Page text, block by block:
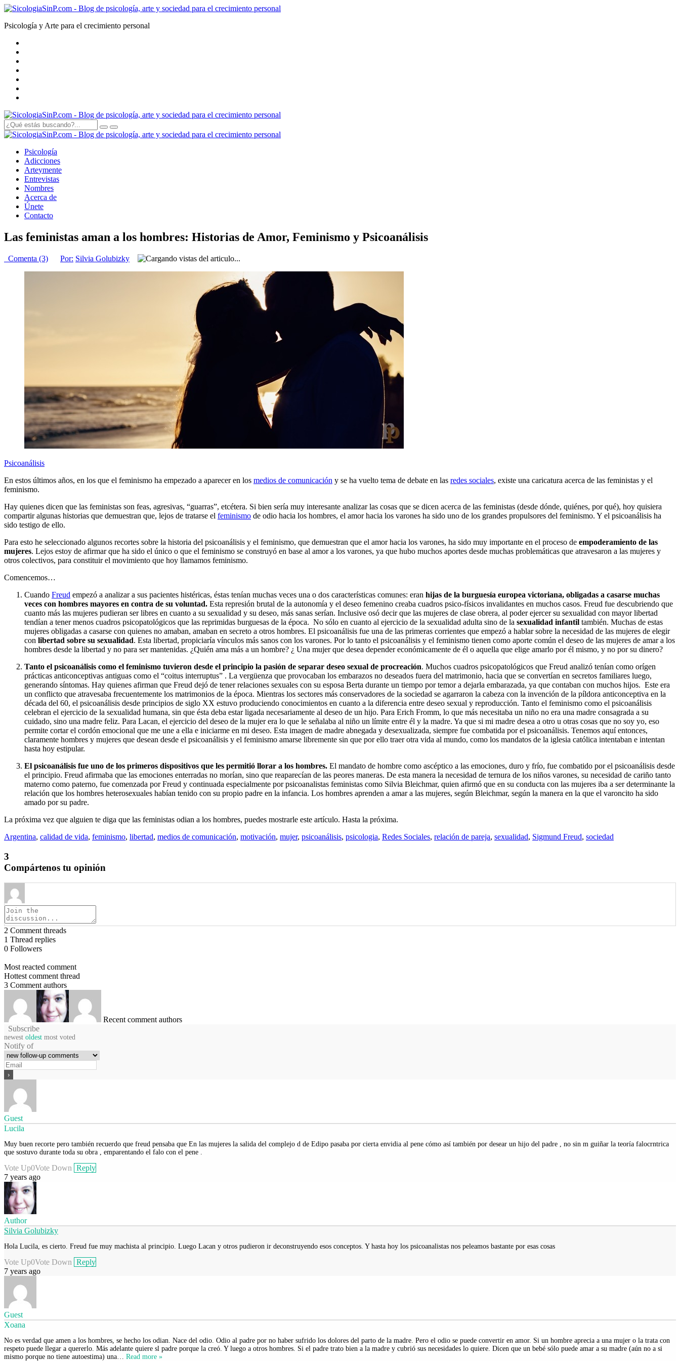
Psicología y Arte para el crecimiento personal
Psicología
Adicciones
Arteymente
Entrevistas
Nombres
Acerca de
Únete
Contacto
Las feministas aman a los hombres: Historias de Amor, Feminismo y Psicoanálisis
Comenta (3) Por: Silvia Golubizky
Psicoanálisis
En estos últimos años, en los que el feminismo ha empezado a aparecer en los medios de comunicación y se ha vuelto tema de debate en las redes sociales, existe una caricatura acerca de las feministas y el
feminismo.
Hay quienes dicen que las feministas son feas, agresivas, “guarras”, etcétera. Si bien sería muy interesante analizar las cosas que se dicen acerca de las feministas (desde dónde, quiénes, por qué), hoy quisiera
compartir algunas historias que demuestran que, lejos de tratarse el feminismo de odio hacia los hombres, el amor hacia los varones ha sido uno de los grandes propulsores del feminismo. Y el psicoanálisis ha
sido testigo de ello.
Para esto he seleccionado algunos recortes sobre la historia del psicoanálisis y el feminismo, que demuestran que el amor hacia los varones, ha sido muy importante en el proceso de empoderamiento de las
mujeres. Lejos estoy de afirmar que ha sido el único o que el feminismo se construyó en base al amor a los varones, ya que hubo muchos aportes desde muchas problemáticas que atravesaron a las mujeres y
otros colectivos, para constituir el movimiento que hoy llamamos feminismo.
Comencemos…
Cuando Freud empezó a analizar a sus pacientes histéricas, éstas tenían muchas veces una o dos características comunes: eran hijas de la burguesía europea victoriana, obligadas a casarse muchas
veces con hombres mayores en contra de su voluntad. Esta represión brutal de la autonomía y el deseo femenino creaba cuadros psico-físicos invalidantes en muchos casos. Freud fue descubriendo que
cuanto más las mujeres pudieran ser libres en cuanto a su sexualidad y su deseo, más sanas serían. Inclusive osó decir que las mujeres de clase obrera, al poder ejercer su sexualidad con mayor libertad
tendían a tener menos cuadros psicopatológicos que las reprimidas burguesas de la época. No sólo en cuanto al ejercicio de la sexualidad adulta sino de la sexualidad infantil también. Muchas de estas
mujeres obligadas a casarse con quienes no amaban, amaban en secreto a otros hombres. El psicoanálisis fue una de las primeras corrientes que empezó a hablar sobre la necesidad de las mujeres de elegir
con libertad sobre su sexualidad. Esta libertad, propiciaría vínculos más sanos con los varones. Por lo tanto el psicoanálisis y el feminismo tienen como aporte común el deseo de las mujeres de amar a los
hombres desde la libertad y no para ser mantenidas. ¿Quién ama más a un hombre? ¿ Una mujer que desea depender económicamente de él o aquella que elige amarlo por él mismo, y no por su dinero?
Tanto el psicoanálisis como el feminismo tuvieron desde el principio la pasión de separar deseo sexual de procreación. Muchos cuadros psicopatológicos que Freud analizó tenían como orígen
prácticas anticonceptivas antiguas como el “coitus interruptus” . La vergüenza que provocaban los embarazos no deseados fuera del matrimonio, hacia que se convertían en secretos familiares luego,
generando síntomas. Hay quienes afirman que Freud dejó de tener relaciones sexuales con su esposa Berta durante un tiempo por temor a dejarla embarazada, ya que contaban con muchos hijos. Este era
un conflicto que atravesaba frecuentemente los matrimonios de la época. Mientras los sectores más conservadores de la sociedad se agarraron la cabeza con la invención de la píldora anticonceptiva en la
década del 60, el psicoanálisis desde principios de siglo XX estuvo produciendo conocimientos en cuanto a la diferencia entre deseo sexual y reproducción. Tanto el feminismo como el psicoanálisis
celebran el ejercicio de la sexualidad humana, sin que ésta deba estar ligada necesariamente al deseo de un hijo. Para Erich Fromm, lo que más necesitaba un niño no era una madre consagrada a su
cuidado, sino una madre feliz. Para Lacan, el ejercicio del deseo de la mujer era lo que le señalaba al niño un límite entre él y la madre. Ya que si mi madre desea a otro u otras cosas que no soy yo, eso
permite cortar el cordón emocional que me une a ella e iniciarme en mi deseo. Esta imagen de madre abnegada y desexualizada, siempre fue combatida por el psicoanálisis. Tenemos aquí entonces,
claramente hombres y mujeres que desean desde el psicoanálisis y el feminismo amarse libremente sin que por ello traer otra vida al mundo, como los mandatos de la iglesia católica intentaban e intentan
hasta hoy estipular.
El psicoanálisis fue uno de los primeros dispositivos que les permitió llorar a los hombres. El mandato de hombre como ascéptico a las emociones, duro y frío, fue combatido por el psicoanálisis desde
el principio. Freud afirmaba que las emociones enterradas no morían, sino que reaparecían de las peores maneras. De esta manera la necesidad de ternura de los niños varones, su necesidad de cariño tanto
materno como paterno, fue comenzada por Freud y continuada especialmente por psicoanalistas feministas como Silvia Bleichmar, quien afirmó que en su conducta con las mujeres iba a ser determinante la
relación que los hombres heterosexuales habían tenido con su propio padre en la infancia. Los hombres aprenden a amar a las mujeres, según Bleichmar, según la manera en la que el varoncito ha sido
amado por su padre.
La próxima vez que alguien te diga que las feministas odian a los hombres, puedes mostrarle este artículo. Hasta la próxima.
Argentina, calidad de vida, feminismo, libertad, medios de comunicación, motivación, mujer, psicoanálisis, psicologia, Redes Sociales, relación de pareja, sexualidad, Sigmund Freud, sociedad
3
Compártenos tu opinión
2 Comment threads
1 Thread replies
0 Followers
Most reacted comment
Hottest comment thread
3 Comment authors
Recent comment authors
Subscribe
newest oldest most voted
Notify of
Guest
Lucila
Muy buen recorte pero también recuerdo que freud pensaba que En las mujeres la salida del complejo d de Edipo pasaba por cierta envidia al pene cómo así también por desear un hijo del padre , no sin m guiñar la teoría falocrntrica
que sostuvo durante toda su obra , emparentando el falo con el pene .
Vote Up0Vote Down Reply
7 years ago
Author
Silvia Golubizky
Hola Lucila, es cierto. Freud fue muy machista al principio. Luego Lacan y otros pudieron ir deconstruyendo esos conceptos. Y hasta hoy los psicoanalistas nos peleamos bastante por esas cosas
Vote Up0Vote Down Reply
7 years ago
Guest
Xoana
No es verdad que amen a los hombres, se hecho los odian. Nace del odio. Odio al padre por no haber sufrido los dolores del parto de la madre. Pero el odio se puede convertir en amor. Si un hombre aprecia a una mujer o la trata con
respeto puede llegar a quererlo. Más adelante quiere sl padre porque la creó. Y luego a otros hombres. Si el padre trato bien a la madre y cubrió sus necesidades lo quiere. Dicen que un bebé sólo puede amar a su madre (aún no a si
mismo porque no tiene autoestima) una… Read more »